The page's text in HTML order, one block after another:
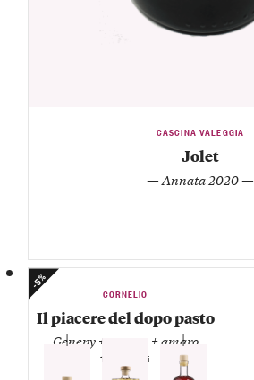
CASCINA VALEGGIA
Jolet
— Annata 2020 —
CORNELIO
Il piacere del dopo pasto
— Genepy + grappa + amaro —
1 Grappa di
moscato
-5%